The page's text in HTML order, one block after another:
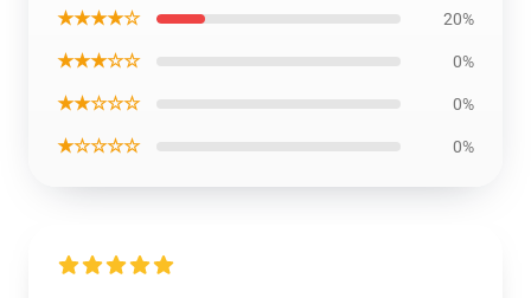
★★★★☆ 20%
★★★☆☆ 0%
★★☆☆☆ 0%
★☆☆☆☆ 0%